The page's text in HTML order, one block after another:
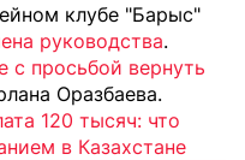
клубе "Барыс"
руководства.
с просьбой вернуть
Оразбаева.
120 тысяч: что
в Казахстане